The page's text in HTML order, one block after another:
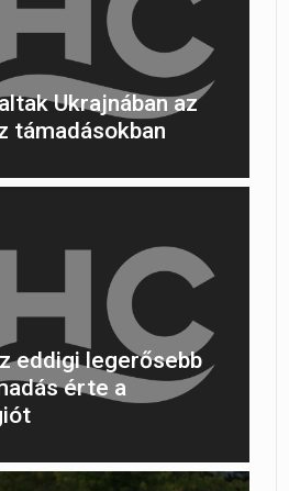
Ukrajnában az
támadásokban
eddigi legerősebb
érte a